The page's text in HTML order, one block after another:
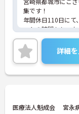
集です！
年間休日110日にて
ートの時間もしっ
ご興味のある方は
せください。詳細
医療法人魁成会 宮永